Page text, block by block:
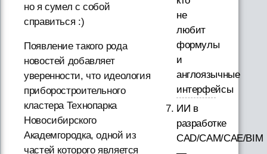
но я сумел с собой
справиться :)
Появление такого рода
новостей добавляет
уверенности, что идеология
приборостроительного
кластера Технопарка
Новосибирского
Академгородка, одной из
частей которого является
не
любит
формулы
и
англоязычные
интерфейсы
ИИ в
разработке
CAD/CAM/CAE/BIM